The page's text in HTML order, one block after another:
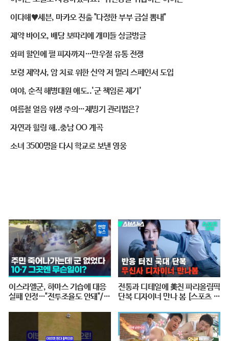
이다해♥세븐, 마카오 진출 "다정한 부부 금실 뽐내"
제약 바이오, 배당 보따리에 개미들 싱글벙글
와퍼 할인에 펄 피자까지…만우절 유통 전쟁
보령 제약사, 암 치료 위한 신약 저 멀리 스페인서 도입
여야, 순직 해병대원 애도..'군 책임론 제기'
여름철 얼음 위생 주의…제빙기 관리법은?
자연과 힐링 해..충남 OO 계곡
소녀 3500명을 다시 학교로 보낸 영웅
이스라엘군, 하마스 기습에 대응
실패 인정…"전투조율도 안돼"/
전통과 디테일에 美친 파리올림픽
단복 디자이너 만나 봄 [스포츠 탐